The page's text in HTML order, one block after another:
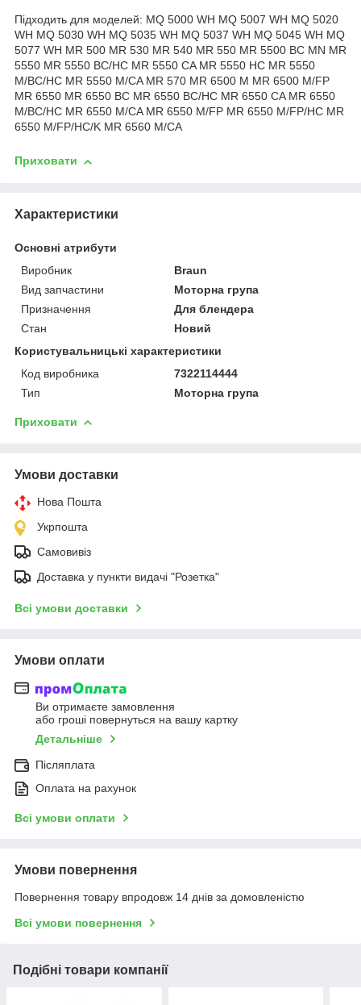
Підходить для моделей: MQ 5000 WH MQ 5007 WH MQ 5020
WH MQ 5030 WH MQ 5035 WH MQ 5037 WH MQ 5045 WH MQ
5077 WH MR 500 MR 530 MR 540 MR 550 MR 5500 BC MN MR
5550 MR 5550 BC/HC MR 5550 CA MR 5550 HC MR 5550
M/BC/HC MR 5550 M/CA MR 570 MR 6500 M MR 6500 M/FP
MR 6550 MR 6550 BC MR 6550 BC/HC MR 6550 CA MR 6550
M/BC/HC MR 6550 M/CA MR 6550 M/FP MR 6550 M/FP/HC MR
6550 M/FP/HC/K MR 6560 M/CA
Приховати
Характеристики
Основні атрибути
Виробник
Braun
Вид запчастини
Моторна група
Призначення
Для блендера
Стан
Новий
Користувальницькі характеристики
Код виробника
7322114444
Тип
Моторна група
Приховати
Умови доставки
Нова Пошта
Укрпошта
Самовивіз
Доставка у пункти видачі "Розетка"
Всі умови доставки
Умови оплати
Ви отримаєте замовлення
або гроші повернуться на вашу картку
Детальніше
Післяплата
Оплата на рахунок
Всі умови оплати
Умови повернення
Повернення товару впродовж 14 днів за домовленістю
Всі умови повернення
Подібні товари компанії